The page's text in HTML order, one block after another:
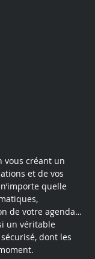
vous créant un
et de vos
quelle
de votre agenda…
un véritable
dont les